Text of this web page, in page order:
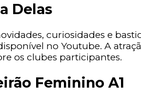
Delas
curiosidades e
no Youtube. A
os clubes participantes.
Feminino A1